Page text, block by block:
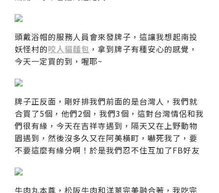
頭戴浴帽的服務人員會來發牌子，這讓我想起南投
妖怪村的咬人貓麵包 ，拿到牌子有種安心的感覺，
今天一定買的到，喔耶~
牌子正反面，剛好排我們前面的是台灣人，我們就
合買了5個，他們2個，我們3個，這對台灣情侶和我
們很有緣，今天在吉祥寺遇到，隔天又在上野動物
園遇到，然後沒多久又在阿美橫町，嚇死我了，要
不要這麼有緣分啊！於是我們忍不住互加了FB好友
牛肉丸本尊，松阪牛肉和洋蔥完美融合著，我吃完